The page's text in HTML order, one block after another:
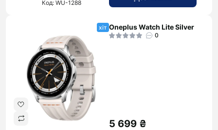
Код: WU-1288
хіт Oneplus Watch Lite Silver
0
5 699 ₴